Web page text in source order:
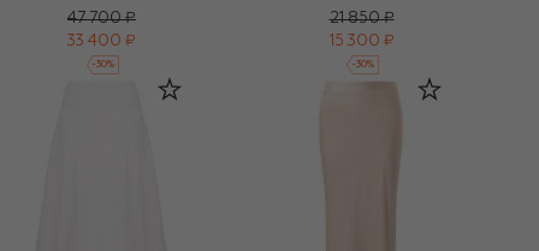
47 700 ₽
33 400 ₽
-30%
21 850 ₽
15 300 ₽
-30%